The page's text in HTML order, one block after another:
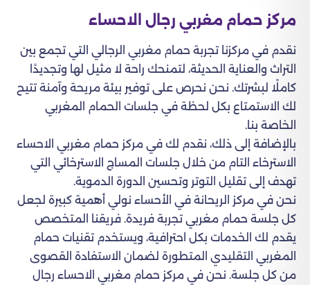
مركز حمام مغربي رجال الاحساء
نقدم في مركزنا تجربة حمام مغربي الرجالي التي تجمع بين
التراث والعناية الحديثة، لتمنحك راحة لا مثيل لها وتجديدًا
كاملًا لبشرتك. نحن نحرص على توفير بيئة مريحة وآمنة تتيح
لك الاستمتاع بكل لحظة في جلسات الحمام المغربي
الخاصة بنا.
بالإضافة إلى ذلك، نقدم لك في مركز حمام مغربي الاحساء
الاسترخاء التام من خلال جلسات المساج الاسترخائي التي
تهدف إلى تقليل التوتر وتحسين الدورة الدموية.
نحن في مركز الريحانة في الأحساء نولي أهمية كبيرة لجعل
كل جلسة حمام مغربي تجربة فريدة. فريقنا المتخصص
يقدم لك الخدمات بكل احترافية، ويستخدم تقنيات حمام
المغربي التقليدي المتطورة لضمان الاستفادة القصوى
من كل جلسة. نحن في مركز حمام مغربي الاحساء رجال